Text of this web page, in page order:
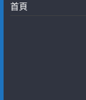
首頁